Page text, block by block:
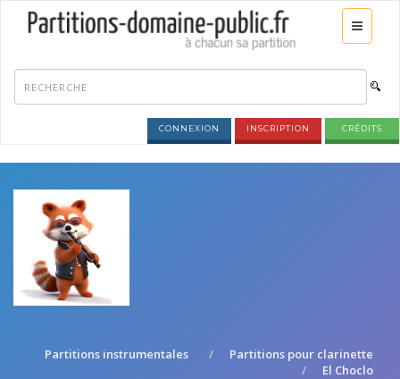
CONNEXION INSCRIPTION CRÉDITS
Partitions instrumentales
Partitions pour clarinette
El Choclo